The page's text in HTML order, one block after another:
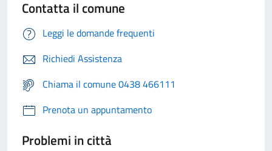
Contatta il comune
Leggi le domande frequenti
Richiedi Assistenza
Chiama il comune 0438 466111
Prenota un appuntamento
Problemi in città